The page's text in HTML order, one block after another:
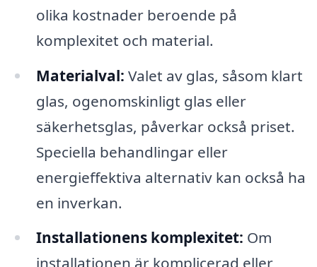
olika kostnader beroende på
komplexitet och material.
Materialval: Valet av glas, såsom klart
glas, ogenomskinligt glas eller
säkerhetsglas, påverkar också priset.
Speciella behandlingar eller
energieffektiva alternativ kan också ha
en inverkan.
Installationens komplexitet: Om